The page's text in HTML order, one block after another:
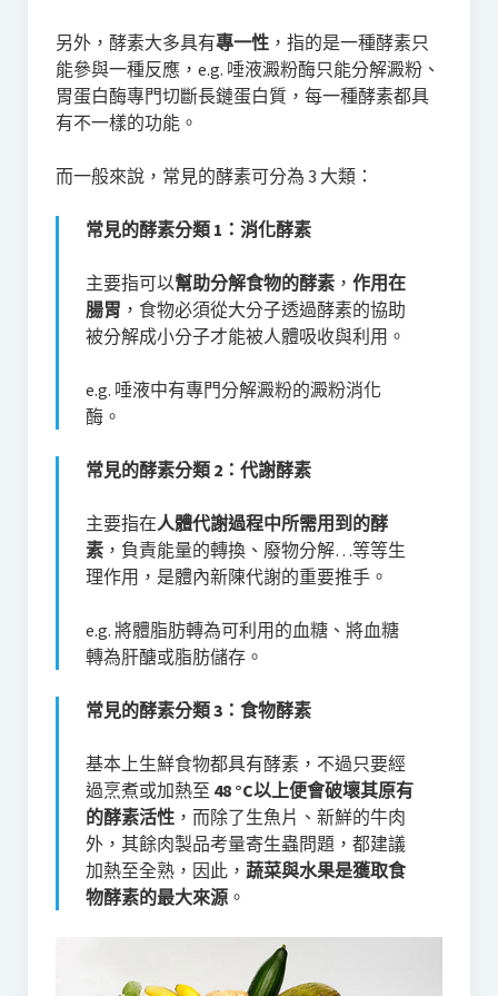
另外，酵素大多具有專一性，指的是一種酵素只
能參與一種反應，e.g. 唾液澱粉酶只能分解澱粉、
胃蛋白酶專門切斷長鏈蛋白質，每一種酵素都具
有不一樣的功能。
而一般來說，常見的酵素可分為 3 大類：
常見的酵素分類 1：消化酵素
主要指可以幫助分解食物的酵素， 作用在
腸胃 ，食物必須從大分子透過酵素的協助
被分解成小分子才能被人體吸收與利用。
e.g. 唾液中有專門分解澱粉的澱粉消化
酶。
常見的酵素分類 2：代謝酵素
主要指在人體代謝過程中所需用到的酵
素，負責能量的轉換、廢物分解…等等生
理作用，是體內新陳代謝的重要推手。
e.g. 將體脂肪轉為可利用的血糖、將血糖
轉為肝醣或脂肪儲存。
常見的酵素分類 3：食物酵素
基本上生鮮食物都具有酵素，不過只要經
過烹煮或加熱至 48 °C以上便會破壞其原有
的酵素活性，而除了生魚片、新鮮的牛肉
外，其餘肉製品考量寄生蟲問題，都建議
加熱至全熟，因此， 蔬菜與水果是獲取食
物酵素的最大來源。